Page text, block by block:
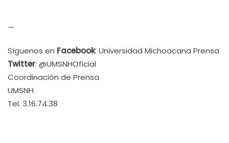
—
Síguenos en Facebook: Universidad Michoacana Prensa
Twitter: @UMSNHOficial
Coordinación de Prensa
UMSNH
Tel. 3.16.74.38